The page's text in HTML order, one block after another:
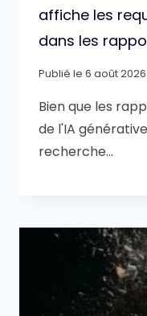
affiche les
dans les
Publié le 6 août 2026
Bien que les
de l'IA
recherche…